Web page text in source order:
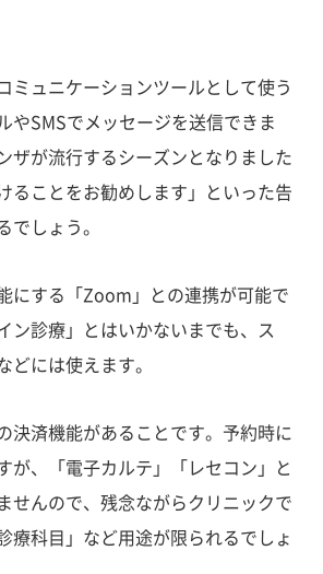
ミュニケーションツールとして使う
やSMSでメッセージを送信できま
ザが流行するシーズンとなりました
ることをお勧めします」といった告
でしょう。
にする「Zoom」との連携が可能で
ン診療」とはいかないまでも、ス
どには使えます。
決済機能があることです。予約時に
が、「電子カルテ」「レセコン」と
せんので、残念ながらクリニックで
療科目」など用途が限られるでしょ